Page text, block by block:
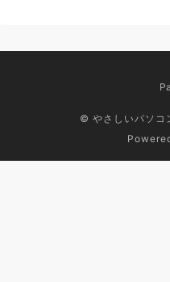
© やさしいパソコ